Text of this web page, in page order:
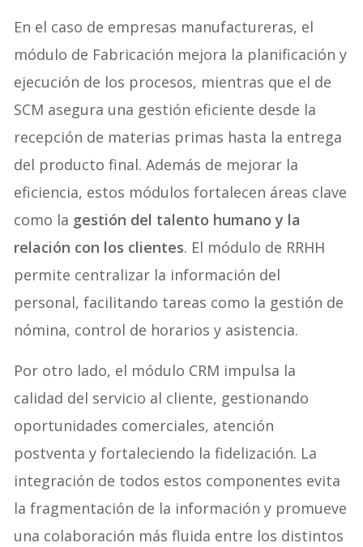
En el caso de empresas manufactureras, el
módulo de Fabricación mejora la planificación y
ejecución de los procesos, mientras que el de
SCM asegura una gestión eficiente desde la
recepción de materias primas hasta la entrega
del producto final. Además de mejorar la
eficiencia, estos módulos fortalecen áreas clave
como la gestión del talento humano y la
relación con los clientes. El módulo de RRHH
permite centralizar la información del
personal, facilitando tareas como la gestión de
nómina, control de horarios y asistencia.
Por otro lado, el módulo CRM impulsa la
calidad del servicio al cliente, gestionando
oportunidades comerciales, atención
postventa y fortaleciendo la fidelización. La
integración de todos estos componentes evita
la fragmentación de la información y promueve
una colaboración más fluida entre los distintos